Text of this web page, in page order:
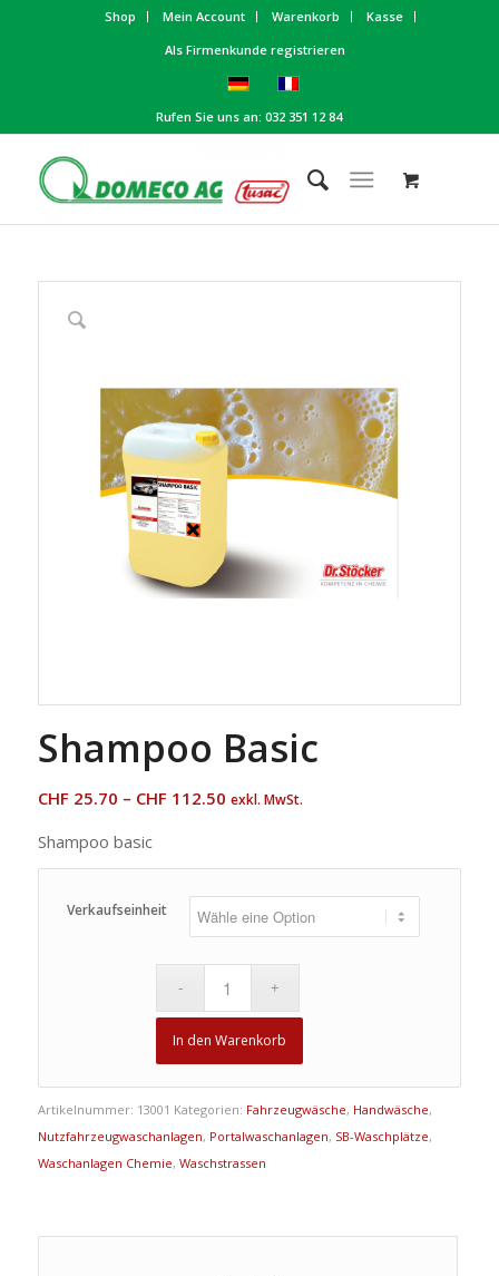
Shop Mein Account Warenkorb
Kasse
Als Firmenkunde registrieren
Rufen Sie uns an: 032 351 12 84
Shampoo Basic
CHF 25.70 – CHF 112.50 exkl. MwSt.
Shampoo basic
Verkaufseinheit
In den Warenkorb
Artikelnummer: 13001 Kategorien: Fahrzeugwäsche, Handwäsche,
Nutzfahrzeugwaschanlagen, Portalwaschanlagen, SB-Waschplätze,
Waschanlagen Chemie, Waschstrassen